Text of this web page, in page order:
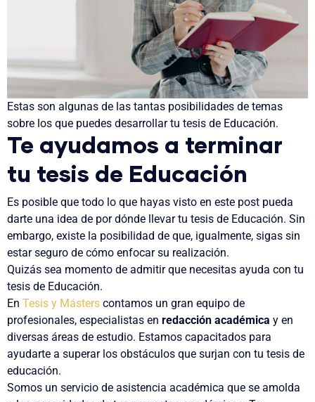
Estas son algunas de las tantas posibilidades de temas
sobre los que puedes desarrollar tu tesis de Educación.
Te ayudamos a terminar
tu tesis de Educación
Es posible que todo lo que hayas visto en este post pueda
darte una idea de por dónde llevar tu tesis de Educación. Sin
embargo, existe la posibilidad de que, igualmente, sigas sin
estar seguro de cómo enfocar su realización.
Quizás sea momento de admitir que necesitas ayuda con tu
tesis de Educación.
En Tesis y Másters contamos un gran equipo de
profesionales, especialistas en redacción académica y en
diversas áreas de estudio. Estamos capacitados para
ayudarte a superar los obstáculos que surjan con tu tesis de
educación.
Somos un servicio de asistencia académica que se amolda